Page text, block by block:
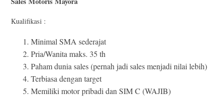
Kualifikasi :
Minimal SMA sederajat
Pria/Wanita maks. 35 th
Paham dunia sales (pernah jadi sales menjadi nilai lebih)
Terbiasa dengan target
Memiliki motor pribadi dan SIM C (WAJIB)